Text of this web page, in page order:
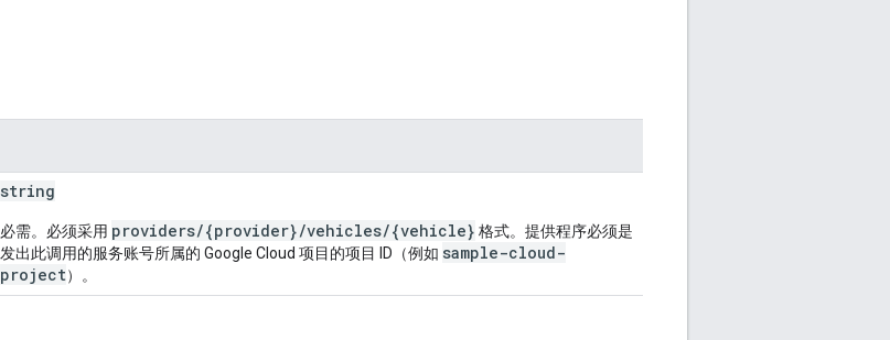
string
必需。必须采用 providers/{provider}/vehicles/{vehicle} 格式。提供程序必须是
发出此调用的服务账号所属的 Google Cloud 项目的项目 ID（例如 sample-cloud-
project）。